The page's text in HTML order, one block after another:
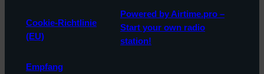
Cookie-Richtlinie
(EU)
Empfang
Powered by Airtime.pro –
Start your own radio
station!